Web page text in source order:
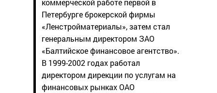
коммерческой работе первой в
Петербурге брокерской фирмы
«Ленстройматериалы», затем стал
генеральным директором ЗАО
«Балтийское финансовое агентство».
В 1999-2002 годах работал
директором дирекции по услугам на
финансовых рынках ОАО